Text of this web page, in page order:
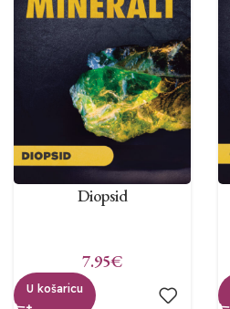
Diopsid
7.95€
U košaricu